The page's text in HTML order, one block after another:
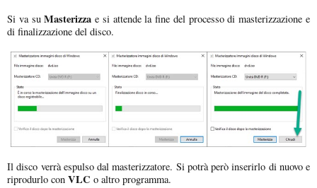
Si va suMasterizza e si attende la fine del processo di masterizzazione e
di finalizzazione del disco.
Il disco verrà espulso dal masterizzatore. Si potrà però inserirlo di nuovo e
riprodurlo con VLC o altro programma.